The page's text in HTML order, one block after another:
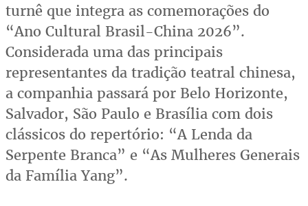
turnê que integra as comemorações do
“Ano Cultural Brasil-China 2026”.
Considerada uma das principais
representantes da tradição teatral chinesa,
a companhia passará por Belo Horizonte,
Salvador, São Paulo e Brasília com dois
clássicos do repertório: “A Lenda da
Serpente Branca” e “As Mulheres Generais
da Família Yang”.